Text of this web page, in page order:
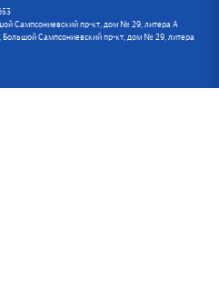
Сампсониевский пр-кт, дом № 29, литера А
Большой Сампсониевский пр-кт, дом № 29, литера